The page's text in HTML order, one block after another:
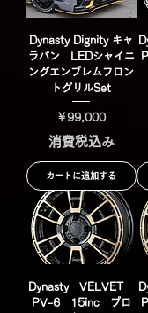
Dynasty Dignity キャ
ラバン LEDシャイニ
ングエンブレムフロン
トグリルSet
価格
￥99,000
消費税込み
カートに追加する
Dynasty VELVET
PV-6 15inc ブロ